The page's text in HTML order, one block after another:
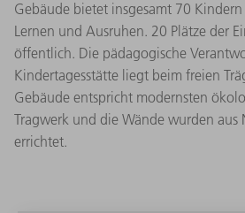
Gebäude bietet insgesamt 70 Kindern
Lernen und Ausruhen. 20 Plätze der
öffentlich. Die pädagogische
Kindertagesstätte liegt beim freien
Gebäude entspricht modernsten
Tragwerk und die Wände wurden aus
errichtet.